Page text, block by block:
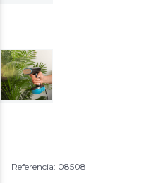
Referencia: 08508